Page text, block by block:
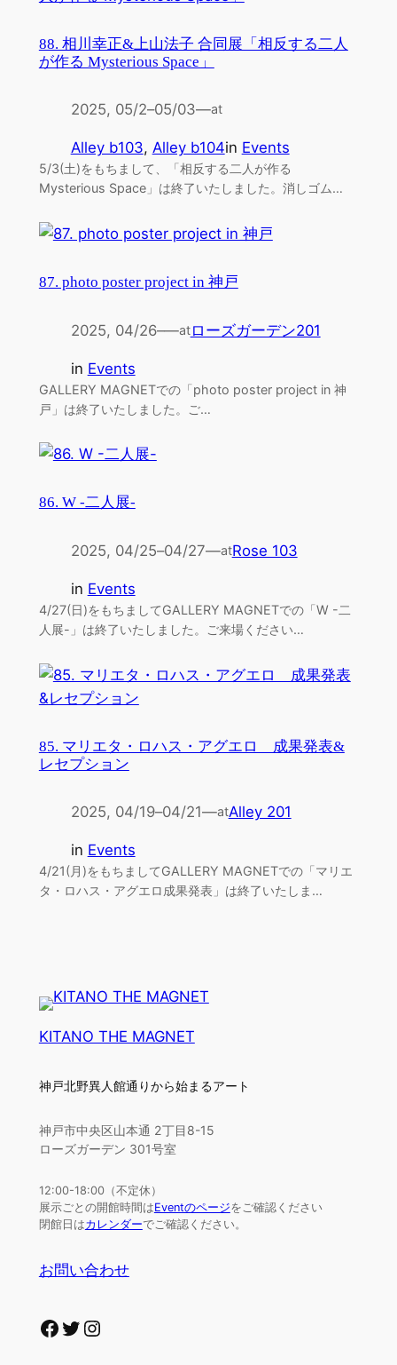
88. 相川幸正&上山法子 合同展「相反する二人
が作る Mysterious Space」
2025, 05/2–05/03—at
Alley b103, Alley b104in Events
5/3(土)をもちまして、「相反する二人が作る
Mysterious Space」は終了いたしました。消しゴム…
87. photo poster project in 神戸
2025, 04/26–—atローズガーデン201
in Events
GALLERY MAGNETでの「photo poster project in 神
戸」は終了いたしました。ご…
86. W -二人展-
2025, 04/25–04/27—atRose 103
in Events
4/27(日)をもちましてGALLERY MAGNETでの「W -二
人展-」は終了いたしました。ご来場ください…
85. マリエタ・ロハス・アグエロ 成果発表&
レセプション
2025, 04/19–04/21—atAlley 201
in Events
4/21(月)をもちましてGALLERY MAGNETでの「マリエ
タ・ロハス・アグエロ成果発表」は終了いたしま…
KITANO THE MAGNET
神戸北野異人館通りから始まるアート
神戸市中央区山本通 2丁目8-15
ローズガーデン 301号室
12:00-18:00（不定休）
展示ごとの開館時間はEventのページをご確認ください
閉館日はカレンダーでご確認ください。
お問い合わせ
Facebook Twitter Instagram